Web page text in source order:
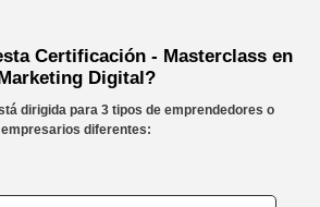
Certificación - Masterclass en
Digital?
dirigida para 3 tipos de emprendedores o
empresarios diferentes: